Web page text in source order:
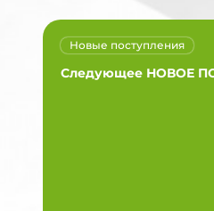
Следующее НОВОЕ
Новые поступления